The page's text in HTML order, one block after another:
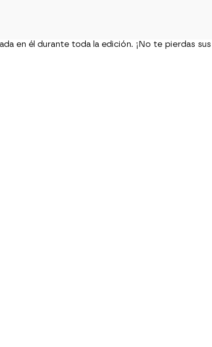
en él durante toda la edición. ¡No te pierdas